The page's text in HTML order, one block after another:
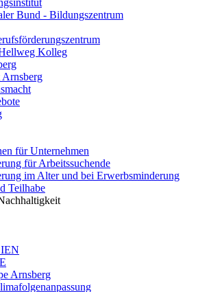
Bund - Bildungszentrum
Kolleg
Arnsberg
für Unternehmen
für Arbeitssuchende
im Alter und bei Erwerbsminderung
Teilhabe
Arnsberg